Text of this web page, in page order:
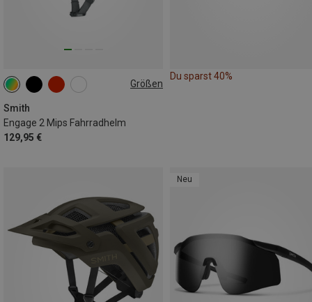
Größen
Smith
Engage 2 Mips Fahrradhelm
129,95 €
51-55CM
55-59CM
59-62CM
Du sparst 40%
Neu